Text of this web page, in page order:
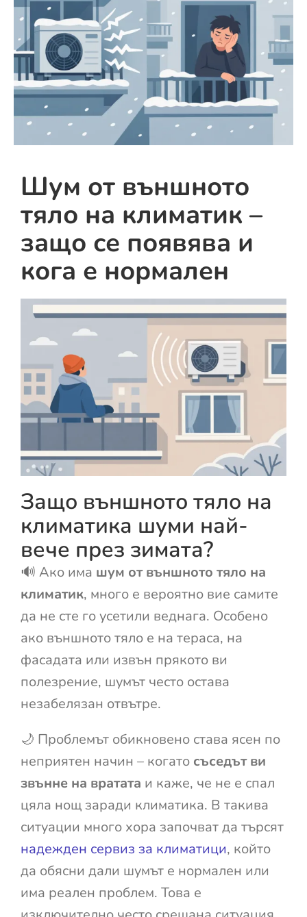
Шум от външното
тяло на климатик –
защо се появява и
кога е нормален
Защо външното тяло на
климатика шуми най-
вече през зимата?
🔊 Ако има шум от външното тяло на
климатик, много е вероятно вие самите
да не сте го усетили веднага. Особено
ако външното тяло е на тераса, на
фасадата или извън прякото ви
полезрение, шумът често остава
незабелязан отвътре.
🌙 Проблемът обикновено става ясен по
неприятен начин – когато съседът ви
звънне на вратата и каже, че не е спал
цяла нощ заради климатика. В такива
ситуации много хора започват да търсят
надежден сервиз за климатици, който
да обясни дали шумът е нормален или
има реален проблем. Това е